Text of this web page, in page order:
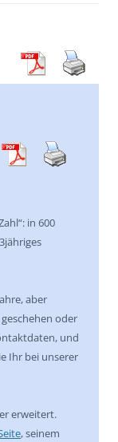
in 600
aber
oder
und
Ihr bei unserer
erweitert.
, seinem